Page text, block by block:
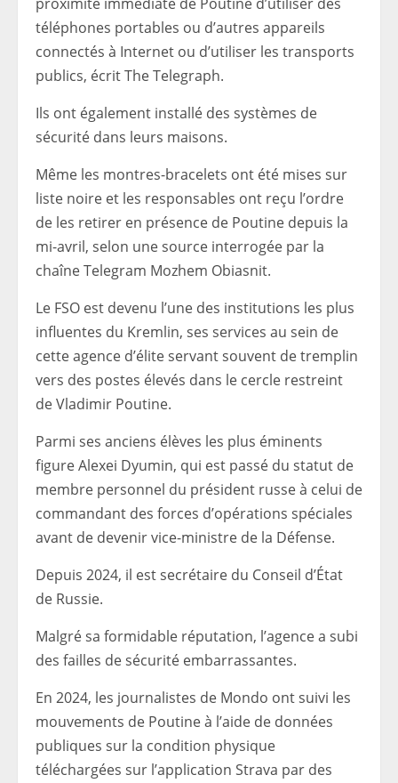
téléphones portables ou d’autres appareils
connectés à Internet ou d’utiliser les transports
publics, écrit The Telegraph.
Ils ont également installé des systèmes de
sécurité dans leurs maisons.
Même les montres-bracelets ont été mises sur
liste noire et les responsables ont reçu l’ordre
de les retirer en présence de Poutine depuis la
mi-avril, selon une source interrogée par la
chaîne Telegram Mozhem Obiasnit.
Le FSO est devenu l’une des institutions les plus
influentes du Kremlin, ses services au sein de
cette agence d’élite servant souvent de tremplin
vers des postes élevés dans le cercle restreint
de Vladimir Poutine.
Parmi ses anciens élèves les plus éminents
figure Alexei Dyumin, qui est passé du statut de
membre personnel du président russe à celui de
commandant des forces d’opérations spéciales
avant de devenir vice-ministre de la Défense.
Depuis 2024, il est secrétaire du Conseil d’État
de Russie.
Malgré sa formidable réputation, l’agence a subi
des failles de sécurité embarrassantes.
En 2024, les journalistes de Mondo ont suivi les
mouvements de Poutine à l’aide de données
publiques sur la condition physique
téléchargées sur l’application Strava par des